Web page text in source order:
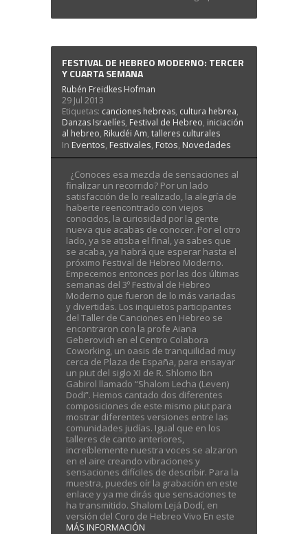
FESTIVAL DE HEBREO MODERNO: TERCER
Y CUARTA SEMANA
Rubén Freidkes Hofman
29 Jul 2013
Etiquetas: canciones hebreas, cultura hebrea,
Danzas Israelíes, Festival de Hebreo, iniciación
al hebreo, Rikudéi Am, talleres culturales
In Eventos,Festivales,Fotos,Novedades
¿Conoces esa mezcla de sensaciones al
finalizar un recorrido? Por un lado
satisfacción de lo realizado, la alegría de
haberte reencontrado con viejos
conocidos, la curiosidad por la gente
nueva que acabas de conocer. Por el otro
lado, ya se atisba el final, ya sabes que
se acaba, ya habrá que esperar hasta el
próximo Festival de Hebreo Moderno.
Empecemos entonces por las dos últimas
semanas del 3º Festival de Hebreo
Moderno que fueron de lo más variadas
y divertidas. Los inquietos participantes
del Taller de Canciones en Hebreo se
encontraron con la profe Aiana
Geberovich en el Centro Colabora
Coworking, un oasis de tranquilidad muy
cerca de Plaza de España, para ensayar
un piut del siglo XI de R. Shlomo Ibn
Gabirol llamado “Shalom Lecha (Leven)
Dodi”. Hemos cantado dos diferentes
composiciones de este mismo piut para
mostrar diferentes versiones entre las
comunidades judías. Igual que en los
talleres de canto anteriores,
increíblemente nuestra voces se alzaron
en el aire creando vibraciones y
sensaciones difíciles de describir. Para la
muestra, puedes oír la grabación en este
enlace y ya me dirás que sensaciones te
ha transmitido. Shalom Lejá Dodí, en
versión del Coro de Hebreo Vivo En este
MÁS INFORMACIÓN